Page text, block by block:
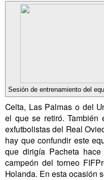
Sesión de entrenamiento del
Celta, Las Palmas o del
el que se retiró. También
exfutbolistas del Real
hay que confundir este
que dirigía Pacheta
campeón del torneo
Holanda. En esta ocasión